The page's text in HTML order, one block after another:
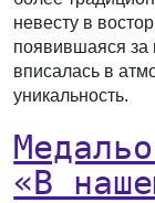
невесту в
появившаяся за
вписалась в
уникальность.
«В